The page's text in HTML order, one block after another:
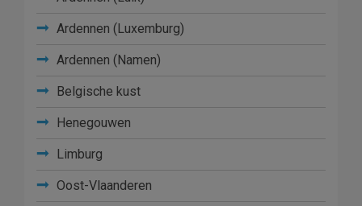
Ardennen (Luxemburg)
Ardennen (Namen)
Belgische kust
Henegouwen
Limburg
Oost-Vlaanderen